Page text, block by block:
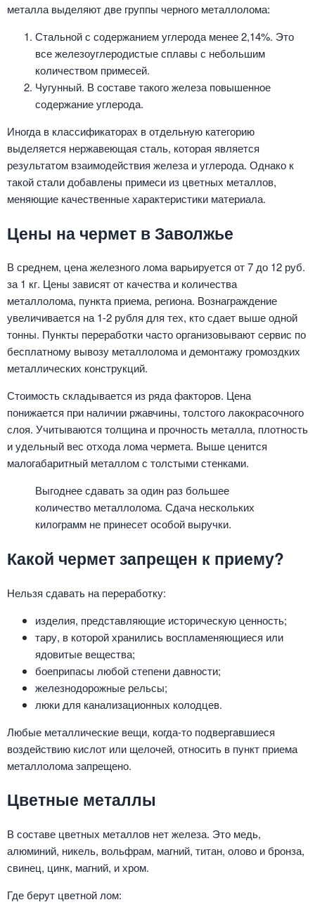
металла выделяют две группы черного металлолома:
Стальной с содержанием углерода менее 2,14%. Это
все железоуглеродистые сплавы с небольшим
количеством примесей.
Чугунный. В составе такого железа повышенное
содержание углерода.
Иногда в классификаторах в отдельную категорию
выделяется нержавеющая сталь, которая является
результатом взаимодействия железа и углерода. Однако к
такой стали добавлены примеси из цветных металлов,
меняющие качественные характеристики материала.
Цены на чермет в Заволжье
В среднем, цена железного лома варьируется от 7 до 12 руб.
за 1 кг. Цены зависят от качества и количества
металлолома, пункта приема, региона. Вознаграждение
увеличивается на 1-2 рубля для тех, кто сдает выше одной
тонны. Пункты переработки часто организовывают сервис по
бесплатному вывозу металлолома и демонтажу громоздких
металлических конструкций.
Стоимость складывается из ряда факторов. Цена
понижается при наличии ржавчины, толстого лакокрасочного
слоя. Учитываются толщина и прочность металла, плотность
и удельный вес отхода лома чермета. Выше ценится
малогабаритный металлом с толстыми стенками.
Выгоднее сдавать за один раз большее
количество металлолома. Сдача нескольких
килограмм не принесет особой выручки.
Какой чермет запрещен к приему?
Нельзя сдавать на переработку:
изделия, представляющие историческую ценность;
тару, в которой хранились воспламеняющиеся или
ядовитые вещества;
боеприпасы любой степени давности;
железнодорожные рельсы;
люки для канализационных колодцев.
Любые металлические вещи, когда-то подвергавшиеся
воздействию кислот или щелочей, относить в пункт приема
металлолома запрещено.
Цветные металлы
В составе цветных металлов нет железа. Это медь,
алюминий, никель, вольфрам, магний, титан, олово и бронза,
свинец, цинк, магний, и хром.
Где берут цветной лом: